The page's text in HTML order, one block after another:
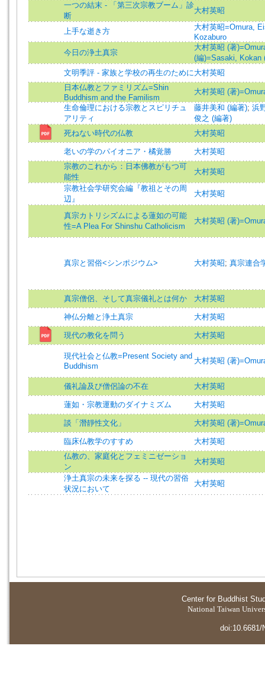
一つの結末 - 「第三次宗教ブーム」診
断
大村英昭
上手な逝き方
大村英昭=Omura,
Kozaburo
今日の浄土真宗
大村英昭 (著
(編)=Sasaki, Kokan
文明季評 - 家族と学校の再生のために大村英昭
日本仏教とファミリズム=Shin
Buddhism and the Familism
大村英昭 (著
生命倫理における宗教とスピリチュ
アリティ
藤井美和 (編著); 浜
俊之 (編著)
死ねない時代の仏教
大村英昭
老いの学のパイオニア・橘覚勝
大村英昭
宗教のこれから：日本佛教がもつ可
能性
大村英昭
宗教社会学研究会編『教祖とその周
辺』
大村英昭
真宗カトリシズムによる蓮如の可能
性=A Plea For Shinshu Catholicism
大村英昭 (著
真宗と習俗<シンポジウム> 大村英昭; 真宗連合
真宗僧侶、そして真宗儀礼とは何か 大村英昭
神仏分離と浄土真宗 大村英昭
現代の教化を問う 大村英昭
現代社会と仏教=Present Society and
Buddhism
大村英昭 (著
儀礼論及び僧侶論の不在 大村英昭
蓮如・宗教運動のダイナミズム 大村英昭
談「潛靜性文化」 大村英昭 (著
臨床仏教学のすすめ
大村英昭
仏教の、家庭化とフェミニゼーショ
ン
大村英昭
浄土真宗の未来を探る -- 現代の習俗
状況において
大村英昭
Center for Buddhist
National Taiwan
doi:10.6681/